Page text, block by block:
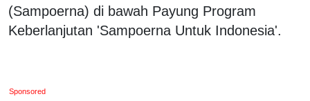
(Sampoerna) di bawah Payung Program
Keberlanjutan 'Sampoerna Untuk Indonesia'.
Sponsored